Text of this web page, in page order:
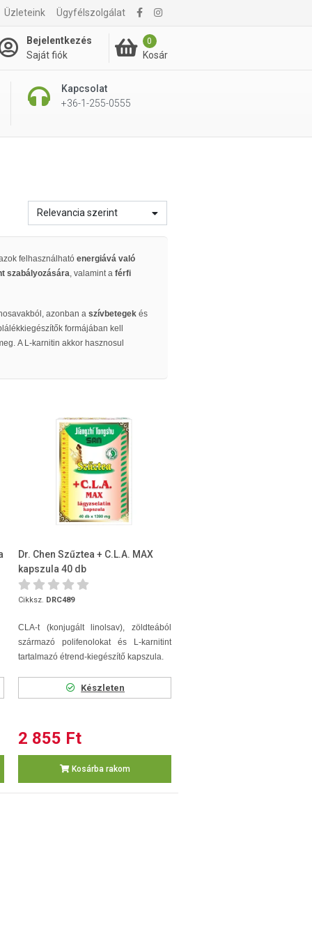
Üzleteink Ügyfélszolgálat
Bejelentkezés
Saját fiók
0
Kosár
Kapcsolat
+36-1-255-0555
Relevancia szerint
felhasználható energiává való
szabályozására, valamint a férfi
azonban a szívbetegek és
formájában kell
A L-karnitin akkor hasznosul
Dr. Chen Szűztea + C.L.A. MAX
kapszula 40 db
Cikksz. DRC489
CLA-t (konjugált linolsav), zöldteából
származó polifenolokat és L-karnitint
tartalmazó étrend-kiegészítő kapszula.
Készleten
2 855 Ft
Kosárba rakom